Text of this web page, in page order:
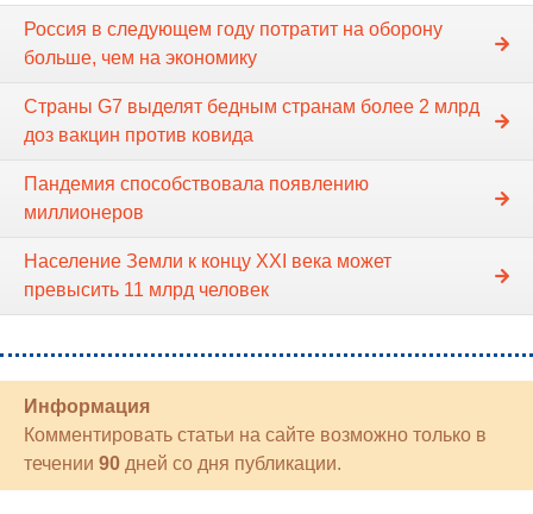
Россия в следующем году потратит на оборону
больше, чем на экономику
Страны G7 выделят бедным странам более 2 млрд
доз вакцин против ковида
Пандемия способствовала появлению
миллионеров
Население Земли к концу XXI века может
превысить 11 млрд человек
Информация
Комментировать статьи на сайте возможно только в
течении 90 дней со дня публикации.